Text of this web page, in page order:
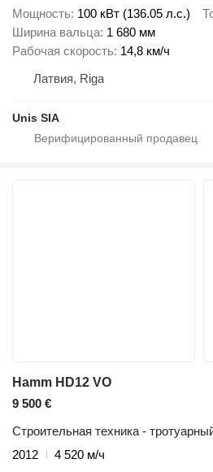
Мощность 100 кВт (136.05 л.с.)
Ширина вальца 1 680 мм
Рабочая скорость 14,8 км/ч
Латвия, Riga
Unis SIA
Hamm HD12 VO
9 500 €
Строительная техника -
2012
4 520 м/ч